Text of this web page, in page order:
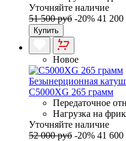
Уточняйте наличие
51 500 руб -20% 41 200
Купить
Новое
Безынерционная
C5000XG 265 грамм
Передаточное
Нагрузка на
Уточняйте наличие
52 000 руб -20% 41 600